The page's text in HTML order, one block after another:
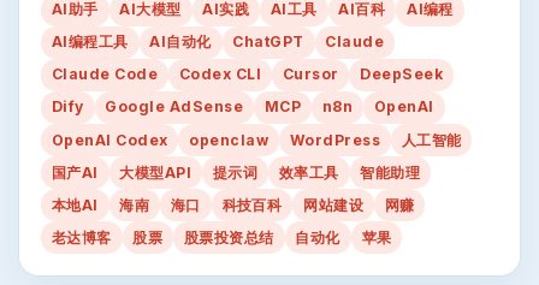
AI助手
AI大模型 AI实践 AI工具 AI百科
AI编程
AI编程工具
AI自动化 ChatGPT
Claude
Claude Code
Codex CLI Cursor
DeepSeek
Dify
Google AdSense MCP n8n
OpenAI
OpenAI Codex
openclaw WordPress
人工智能
国产AI
大模型API 提示词 效率工具
智能助理
本地AI
海南 海口 科技百科 网站建设
网赚
老达博客
股票 股票投资总结 自动化 苹果